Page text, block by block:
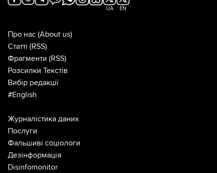
UA EN
Про нас (About us)
Статті (RSS)
Фрагменти (RSS)
Розсилки Текстів
Вибір редакції
#English
Журналістика даних
Послуги
Фальшиві соціологи
Дезінформація
Disinfomonitor